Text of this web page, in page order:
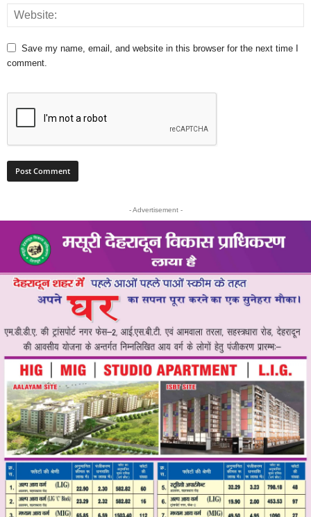
Save my name, email, and website in this browser for the next time I
comment.
- Advertisement -